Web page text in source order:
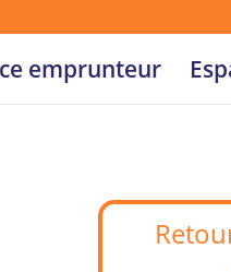
emprunteur